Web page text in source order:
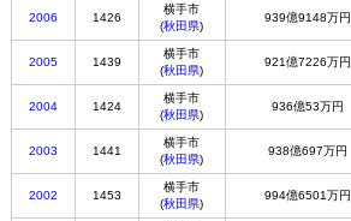
2006 1426
横手市
(秋田県)
939億9148万円
2005 1439
横手市
(秋田県)
921億7226万円
2004 1424
横手市
(秋田県)
936億53万円
2003 1441
横手市
(秋田県)
938億697万円
2002 1453
横手市
(秋田県)
994億6501万円